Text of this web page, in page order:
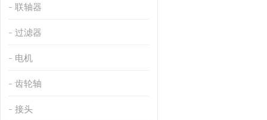
联轴器
过滤器
电机
齿轮轴
接头